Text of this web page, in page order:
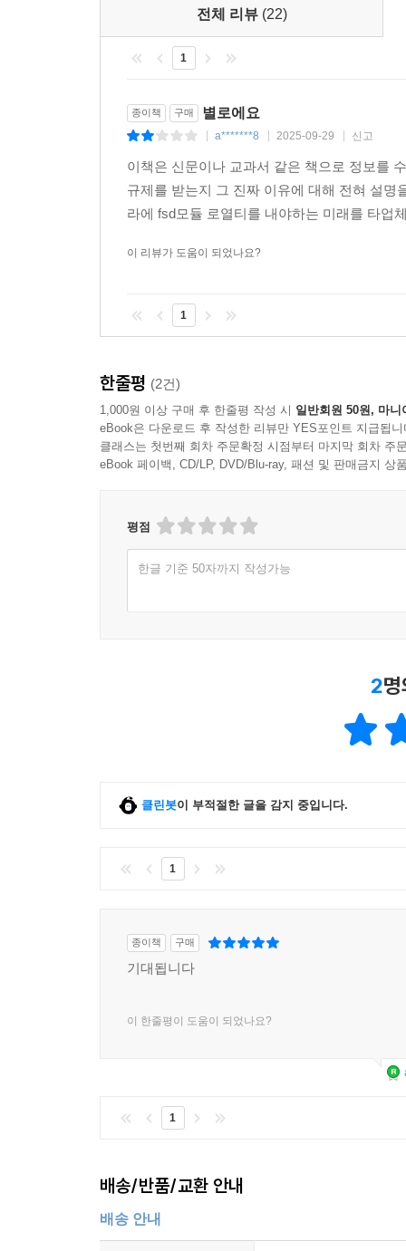
일론 머스크의 비전은 실현될 것인가? 도널드 트
장을 여는 사건으로 평가될 수 있는 사례이다.
않고, 연방 정부가 운영되는 방식 자체를 구조
추진하고 있는 개혁의 결과는 아직 알 수 없지만,
남길 것이라는 점은 분명할 것이라고 역설한다.
전체 리뷰 (22)
1
종이책 구매 별로에요
a*******8 2025-09-29 신고
이책은 신문이나 교과서 같은 책으로 정보를
규제를 받는지 그 진짜 이유에 대해 전혀 설
라에 fsd모듈 로열티를 내야하는 미래를 타업
이 리뷰가 도움이 되었나요?
1
한줄평 (2건)
1,000원 이상 구매 후 한줄평 작성 시 일반회원 50원, 마니
eBook은 다운로드 후 작성한 리뷰만 YES포인트 지급됩니
클래스는 첫번째 회차 주문확정 시점부터 마지막 회차 주
eBook 페이백, CD/LP, DVD/Blu-ray, 패션 및 판매금지 상
평점
한글 기준 50자까지 작성가능
2
클린봇이 부적절한 글을 감지 중입니다.
1
종이책 구매
기대됩니다
이 한줄평이 도움이 되었나요?
1
배송/반품/교환 안내
배송 안내